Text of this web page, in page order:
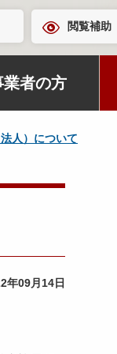
閲覧補助
業者の方
人）について
年09月14日